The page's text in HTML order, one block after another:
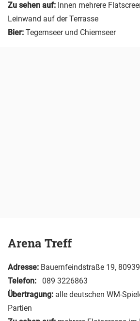
Zu sehen auf: Innen mehrere
Leinwand auf der Terrasse
Bier: Tegernseer und Chiemseer
Arena Treff
Adresse: Bauernfeindstraße 19,
Telefon: 089 3226863
Übertragung: alle deutschen WM-
Partien